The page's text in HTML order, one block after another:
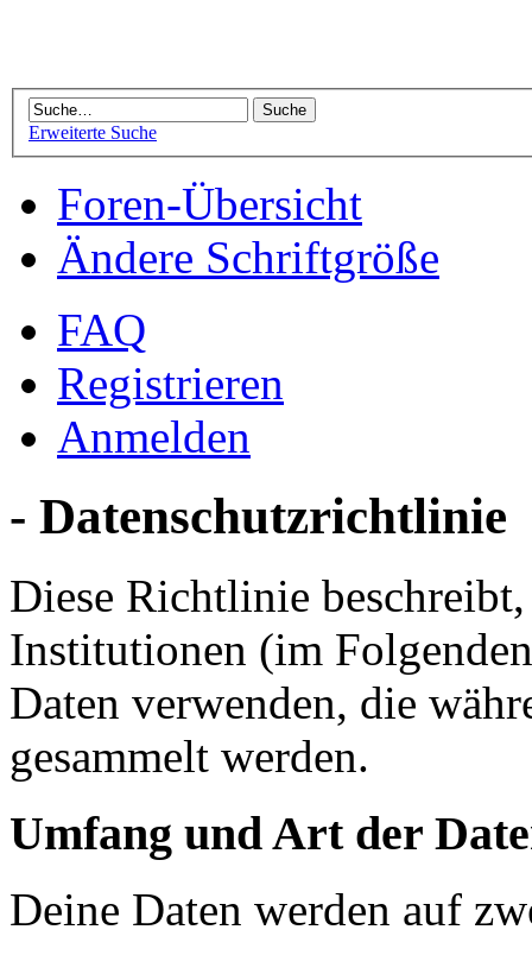
Erweiterte Suche
Foren-Übersicht
Ändere Schriftgröße
FAQ
Registrieren
Anmelden
- Datenschutzrichtlinie
Diese Richtlinie
Institutionen (im
Daten verwenden, die
gesammelt werden.
Umfang und Art der
Deine Daten werden auf